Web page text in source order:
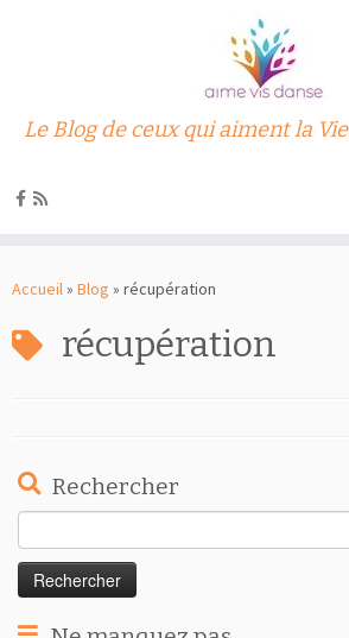
au
Le Blog de ceux qui aiment la
Accueil» Blog » récupération
récupération
Rechercher